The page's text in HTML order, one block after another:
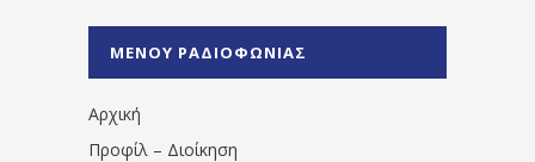
1531194763766854/" artist="" ]
ΜΕΝΟΥ ΡΑΔΙΟΦΩΝΙΑΣ
Αρχική
Προφίλ – Διοίκηση